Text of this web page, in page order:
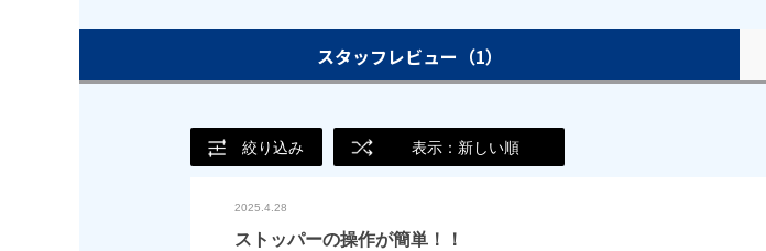
スタッフレビュー （1）
絞り込み 表示：新しい順
2025.4.28
ストッパーの操作が簡単！！